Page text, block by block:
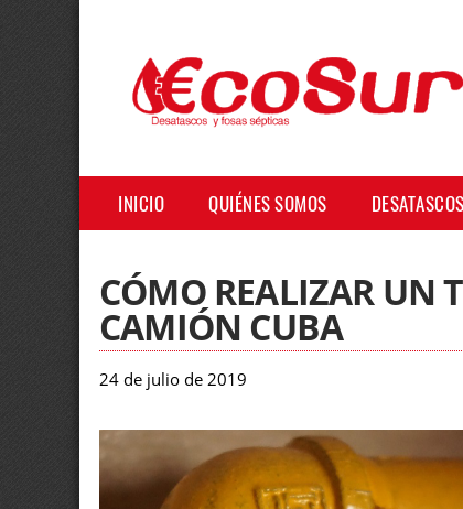
INICIO QUIÉNES SOMOS DESATASCOS
CÓMO REALIZAR UN
CAMIÓN CUBA
24 de julio de 2019